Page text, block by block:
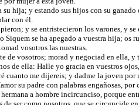
hija; y estando sus hijos con su
con él.
y se entristecieron los varones, y
se ha apegado a vuestra hija; os
vosotros las nuestras.
de vosotros; morad y negociad en ella, y
de ella: Halle yo gracia en vuestros
cuanto me dijereis; y dadme la joven por
su padre con palabras engañosas,
a hombre incircunciso, porque